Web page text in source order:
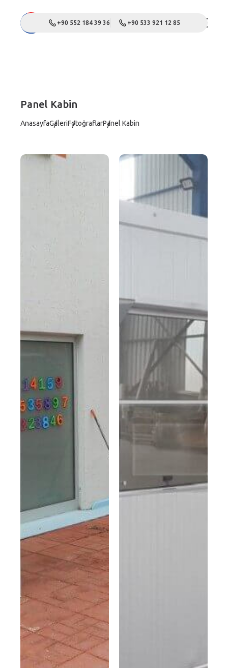
+90 552 184 39 36 +90 533 921 12 85
Panel Kabin
AnasayfaGaleriFotoğraflarPanel Kabin